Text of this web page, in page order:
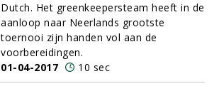
Dutch. Het greenkeepersteam heeft in de
aanloop naar Neerlands grootste
toernooi zijn handen vol aan de
voorbereidingen.
01-04-2017
10 sec